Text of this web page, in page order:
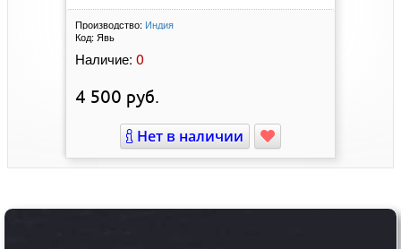
Производство: Индия
Код: Явь
Наличие: 0
4 500 руб.
Нет в наличии